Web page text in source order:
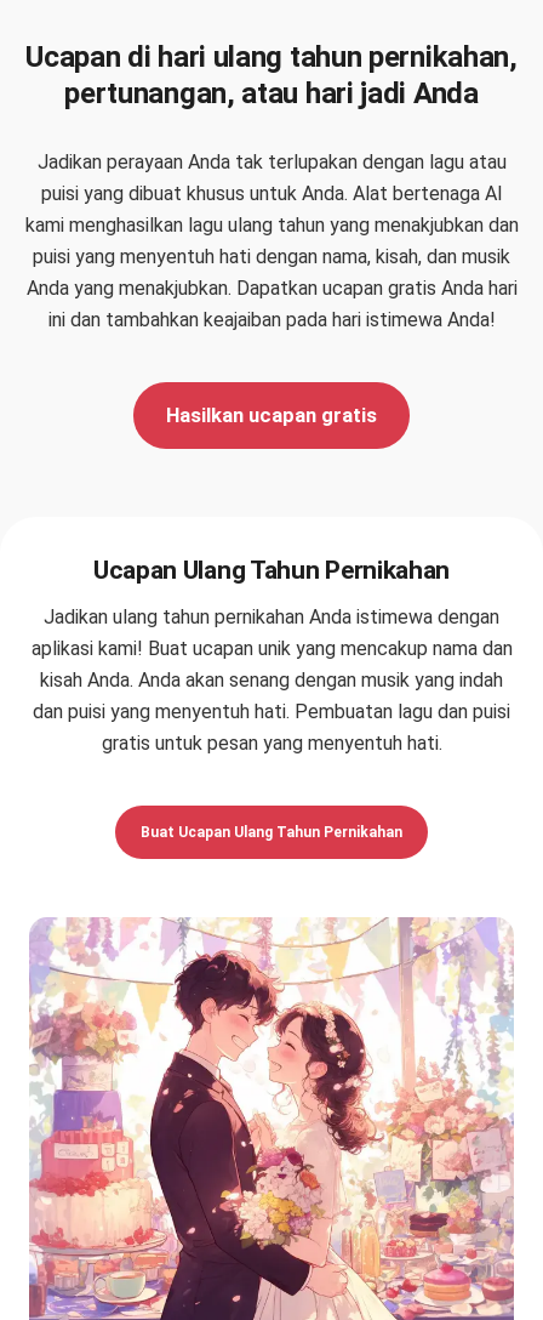
Ucapan di hari ulang tahun pernikahan,
pertunangan, atau hari jadi Anda
Jadikan perayaan Anda tak terlupakan dengan lagu atau
puisi yang dibuat khusus untuk Anda. Alat bertenaga AI
kami menghasilkan lagu ulang tahun yang menakjubkan dan
puisi yang menyentuh hati dengan nama, kisah, dan musik
Anda yang menakjubkan. Dapatkan ucapan gratis Anda hari
ini dan tambahkan keajaiban pada hari istimewa Anda!
Hasilkan ucapan gratis
Ucapan Ulang Tahun Pernikahan
Jadikan ulang tahun pernikahan Anda istimewa dengan
aplikasi kami! Buat ucapan unik yang mencakup nama dan
kisah Anda. Anda akan senang dengan musik yang indah
dan puisi yang menyentuh hati. Pembuatan lagu dan puisi
gratis untuk pesan yang menyentuh hati.
Buat Ucapan Ulang Tahun Pernikahan